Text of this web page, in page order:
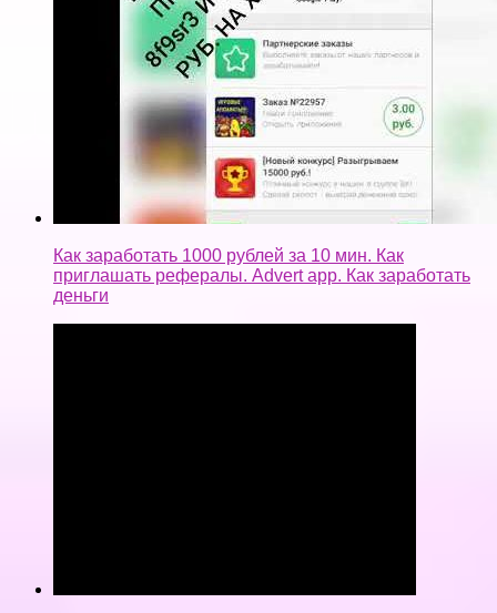
Как заработать 1000 рублей за 10 мин. Как
приглашать рефералы. Advert app. Как заработать
деньги